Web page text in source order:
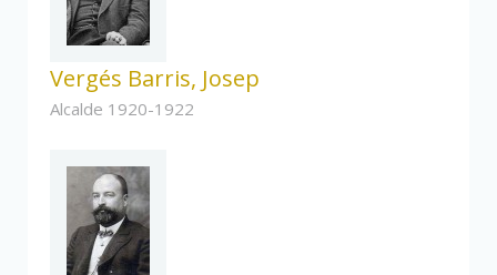
Vergés Barris, Josep
Alcalde 1920-1922